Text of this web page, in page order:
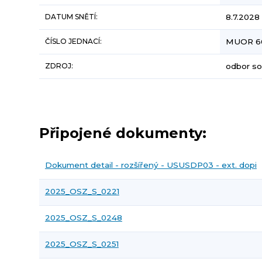
DATUM SNĚTÍ: 8.7.2028
ČÍSLO JEDNACÍ: MUOR
ZDROJ: odbor
Připojené dokumenty:
Dokument detail - rozšířený - USUSDP03 - ext. dopi
2025_OSZ_S_0221
2025_OSZ_S_0248
2025_OSZ_S_0251